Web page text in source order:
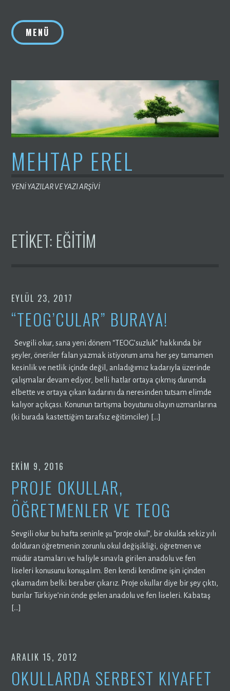
MENÜ
MEHTAP EREL
YENİ YAZILAR VE YAZI ARŞİVİ
ETIKET: EĞITIM
EYLÜL 23, 2017
“TEOG’CULAR” BURAYA!
Sevgili okur, sana yeni dönem “TEOG’suzluk” hakkında bir
şeyler, öneriler falan yazmak istiyorum ama her şey tamamen
kesinlik ve netlik içinde değil, anladığımız kadarıyla üzerinde
çalışmalar devam ediyor, belli hatlar ortaya çıkmış durumda
elbette ve ortaya çıkan kadarını da neresinden tutsam elimde
kalıyor açıkçası. Konunun tartışma boyutunu olayın uzmanlarına
(ki burada kastettiğim tarafsız eğitimciler) […]
EKIM 9, 2016
PROJE OKULLAR,
ÖĞRETMENLER VE TEOG
Sevgili okur bu hafta seninle şu “proje okul”, bir okulda sekiz yılı
dolduran öğretmenin zorunlu okul değişikliği, öğretmen ve
müdür atamaları ve haliyle sınavla girilen anadolu ve fen
liseleri konusunu konuşalım. Ben kendi kendime işin içinden
çıkamadım belki beraber çıkarız. Proje okullar diye bir şey çıktı,
bunlar Türkiye’nin önde gelen anadolu ve fen liseleri. Kabataş
[…]
ARALIK 15, 2012
OKULLARDA SERBEST KIYAFET